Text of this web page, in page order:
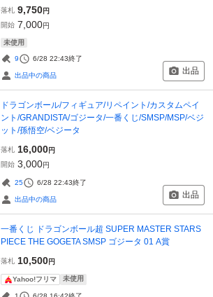
落札 9,750円
開始 7,000円
未使用
9 6/28 22:43終了
出品中の商品 出品
ドラゴンボール/フィギュア/リペイント/カスタムペイ
ント/GRANDISTA/ゴジータ/一番くじ/SMSP/MSP/ベジ
ット/孫悟空/ベジータ
落札 16,000円
開始 3,000円
25 6/28 22:43終了
出品中の商品 出品
一番くじ ドラゴンボール超 SUPER MASTER STARS
PIECE THE GOGETA SMSP ゴジータ 01 A賞
落札 10,500円
Yahoo!フリマ 未使用